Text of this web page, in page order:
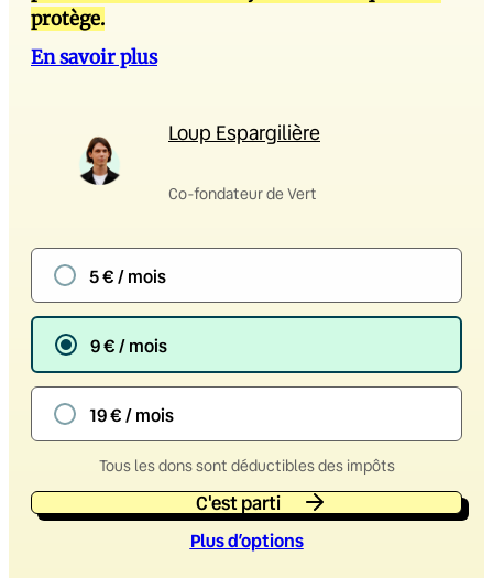
protège.
En savoir plus
Loup Espargilière
Co-fondateur de Vert
5 € / mois
9 € / mois
19 € / mois
Tous les dons sont déductibles des impôts
C'est parti
Plus d’options